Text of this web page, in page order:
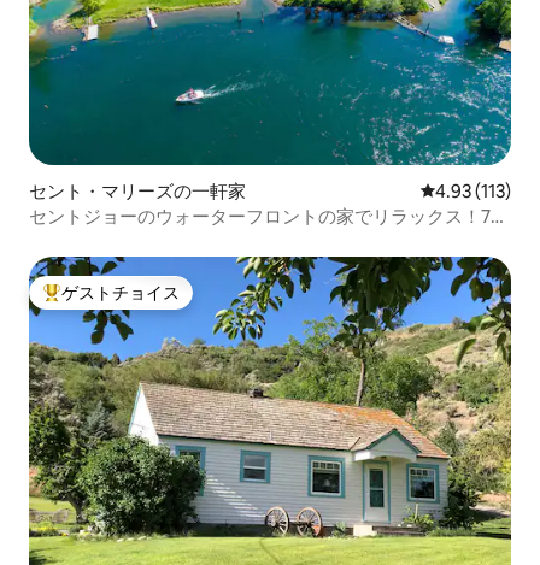
セント・マリーズの一軒家 レビュー113
4.93 (113)
セントジョーのウォーターフロントの家でリラックス！7名
大好評のゲストチョイスです。
ゲストチョイス